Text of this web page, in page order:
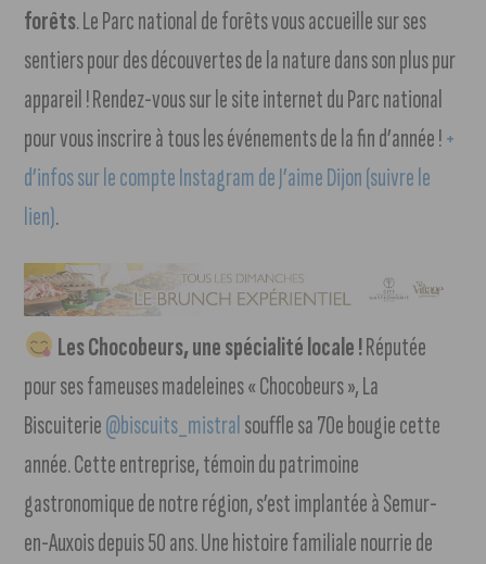
forêts. Le Parc national de forêts vous accueille sur ses
sentiers pour des découvertes de la nature dans son plus pur
appareil ! Rendez-vous sur le site internet du Parc national
pour vous inscrire à tous les événements de la fin d’année !+
d’infos sur le compte Instagram de J’aime Dijon (suivre le
lien).
Les Chocobeurs, une spécialité locale !Réputée
pour ses fameuses madeleines « Chocobeurs », La
Biscuiterie@biscuits_mistralsouffle sa 70e bougie cette
année. Cette entreprise, témoin du patrimoine
gastronomique de notre région, s’est implantée à Semur-
en-Auxois depuis 50 ans. Une histoire familiale nourrie de